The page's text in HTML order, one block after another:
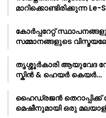
മാറിക്കൊണ്ടിരിക്കുന്ന Le-
കോർപ്പറേറ്റ്
സമ്മാനങ്ങളുടെ
തൃശ്ശൂർകാരി ആയുവേദ
സ്കിൻ & ഹെയർ കെയർ…
ഹൈഡ്രജൻ തെറാപ്പിക്ക്
മെഷീനുമായി ഒരു